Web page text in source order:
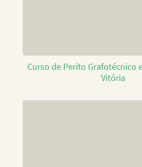
Curso de Perito Grafotécnico
Vitória